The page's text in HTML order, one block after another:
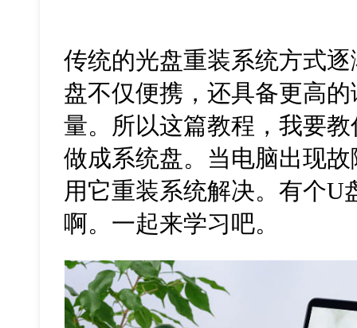
传统的光盘重装系统方式
盘不仅便携，还具备更高
量。所以这篇教程，我要
做成系统盘。当电脑出现
用它重装系统解决。有个U
啊。一起来学习吧。